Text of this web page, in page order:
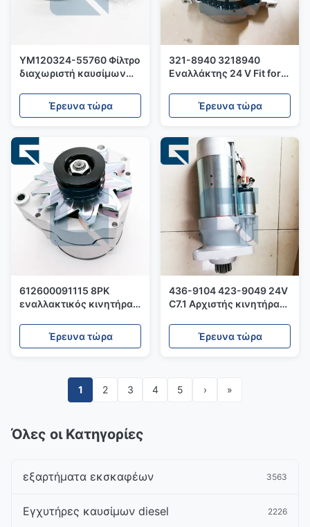
YM120324-55760 Φίλτρο
διαχωριστή καυσίμων
μηχανήματα κατασκευής
για μίνι εξορυκτήρα
Έρευνα τώρα
321-8940 3218940
Εναλλάκτης 24 V Fit for
Έρευνα τώρα
612600091115 8PK
εναλλακτικός κινητήρας
F3000
Έρευνα τώρα
436-9104 423-9049 24V
C7.1 Αρχιστής κινητήρα
εξορυκτήρα E329E
Έρευνα τώρα
1 2 3 4 5 › »
Όλες οι Κατηγορίες
εξαρτήματα εκσκαφέων 3563
Εγχυτήρες καυσίμων diesel 2226